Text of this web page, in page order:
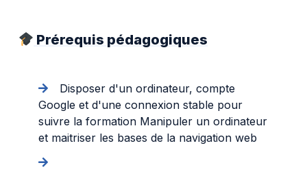
Prérequis pédagogiques
Disposer d'un ordinateur, compte
Google et d'une connexion stable pour
suivre la formation Manipuler un ordinateur
et maitriser les bases de la navigation web